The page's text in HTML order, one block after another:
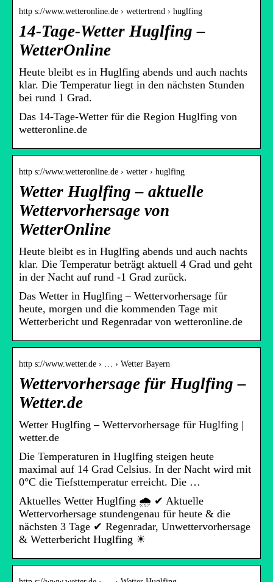
http s://www.wetteronline.de › wettertrend › huglfing
14-Tage-Wetter Huglfing –
WetterOnline
Heute bleibt es in Huglfing abends und auch nachts
klar. Die Temperatur liegt in den nächsten Stunden
bei rund 1 Grad.
Das 14-Tage-Wetter für die Region Huglfing von
wetteronline.de
http s://www.wetteronline.de › wetter › huglfing
Wetter Huglfing – aktuelle
Wettervorhersage von
WetterOnline
Heute bleibt es in Huglfing abends und auch nachts
klar. Die Temperatur beträgt aktuell 4 Grad und geht
in der Nacht auf rund -1 Grad zurück.
Das Wetter in Huglfing – Wettervorhersage für
heute, morgen und die kommenden Tage mit
Wetterbericht und Regenradar von wetteronline.de
http s://www.wetter.de › … › Wetter Bayern
Wettervorhersage für Huglfing –
Wetter.de
Wetter Huglfing – Wettervorhersage für Huglfing |
wetter.de
Die Temperaturen in Huglfing steigen heute
maximal auf 14 Grad Celsius. In der Nacht wird mit
0°C die Tiefsttemperatur erreicht. Die …
Aktuelles Wetter Huglfing 🌧️ ✔ Aktuelle
Wettervorhersage stundengenau für heute & die
nächsten 3 Tage ✔ Regenradar, Unwettervorhersage
& Wetterbericht Huglfing ☀